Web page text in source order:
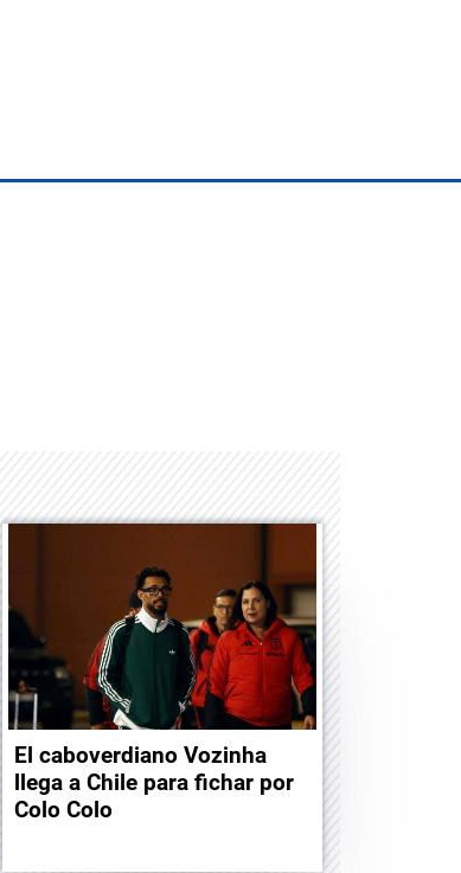
El caboverdiano Vozinha
llega a Chile para fichar por
Colo Colo